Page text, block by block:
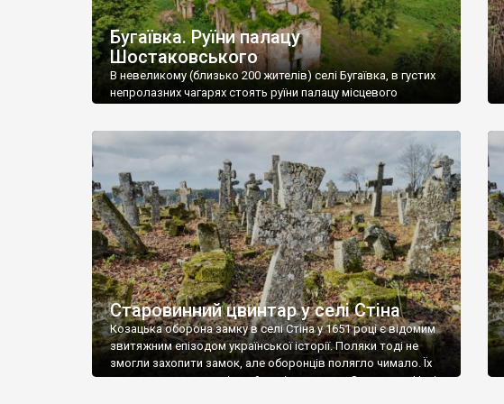
Бугаївка. Руїни палацу
Шостаковського
В невеликому (близько 200 жителів) селі Бугаївка, в густих
непролазних чагарях стоять руїни палацу місцевого
потім клуб, ще пізніше – гуртожиток. У 60-х роках минулого
століття тут розмістили туберкульозну лікарню. Коли із
палацу виїхала лікарня – ми точно не […]
Старовинний цвинтар у селі Стіна
Козацька оборона замку в селі Стіна у 1651 році є відомим
звитяжним епізодом української історії. Поляки тоді не
змогли захопити замок, але оборонців полягло чимало. Їх
поховали на цвинтарі, який тоді називався Замковим. Нині